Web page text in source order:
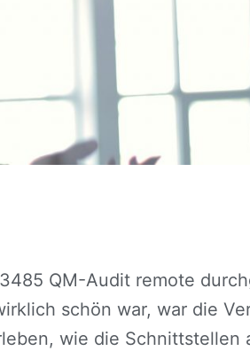
QM-Audit remote
schön war, war die
wie die Schnittstellen